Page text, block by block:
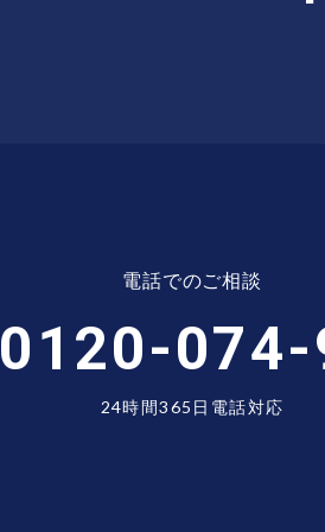
電話でのご相談
0120-
24時間365日電話対応